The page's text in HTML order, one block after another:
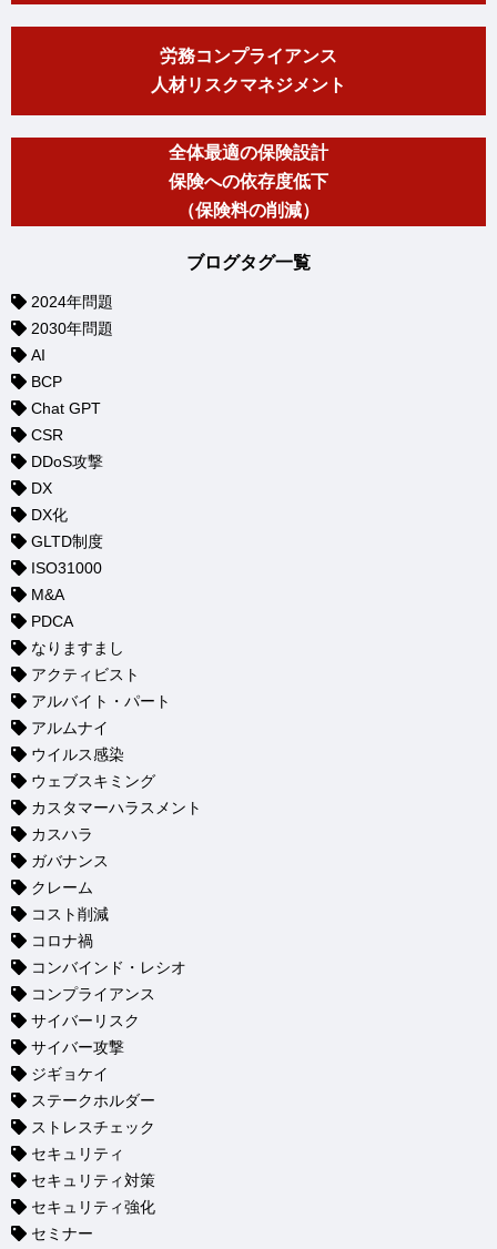
労務コンプライアンス
人材リスクマネジメント
全体最適の保険設計
保険への依存度低下
（保険料の削減）
ブログタグ一覧
2024年問題
2030年問題
AI
BCP
Chat GPT
CSR
DDoS攻撃
DX
DX化
GLTD制度
ISO31000
M&A
PDCA
なりますまし
アクティビスト
アルバイト・パート
アルムナイ
ウイルス感染
ウェブスキミング
カスタマーハラスメント
カスハラ
ガバナンス
クレーム
コスト削減
コロナ禍
コンバインド・レシオ
コンプライアンス
サイバーリスク
サイバー攻撃
ジギョケイ
ステークホルダー
ストレスチェック
セキュリティ
セキュリティ対策
セキュリティ強化
セミナー